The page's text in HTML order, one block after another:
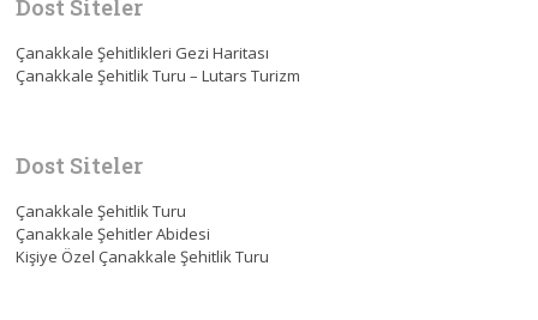
Dost Siteler
Çanakkale Şehitlikleri Gezi Haritası
Çanakkale Şehitlik Turu – Lutars Turizm
Dost Siteler
Çanakkale Şehitlik Turu
Çanakkale Şehitler Abidesi
Kişiye Özel Çanakkale Şehitlik Turu